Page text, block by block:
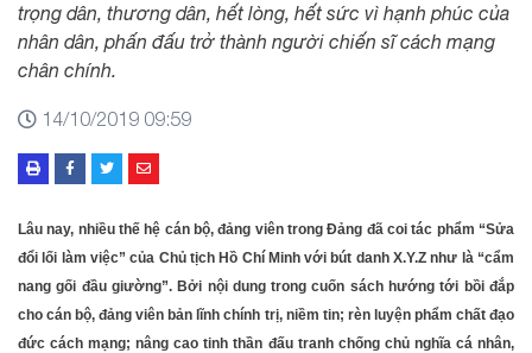
trọng dân, thương dân, hết lòng, hết sức vì hạnh phúc của
nhân dân, phấn đấu trở thành người chiến sĩ cách mạng
chân chính.
14/10/2019 09:59
Lâu nay, nhiều thế hệ cán bộ, đảng viên trong Đảng đã coi tác phẩm “Sửa
đổi lối làm việc” của Chủ tịch Hồ Chí Minh với bút danh X.Y.Z như là “cẩm
nang gối đầu giường”. Bởi nội dung trong cuốn sách hướng tới bồi đắp
cho cán bộ, đảng viên bản lĩnh chính trị, niềm tin; rèn luyện phẩm chất đạo
đức cách mạng; nâng cao tinh thần đấu tranh chống chủ nghĩa cá nhân,